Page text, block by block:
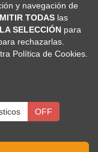
Médicos
y navegación de
TODAS las
SELECCIÓN para
rechazarlas.
Política de Cookies.
OFF